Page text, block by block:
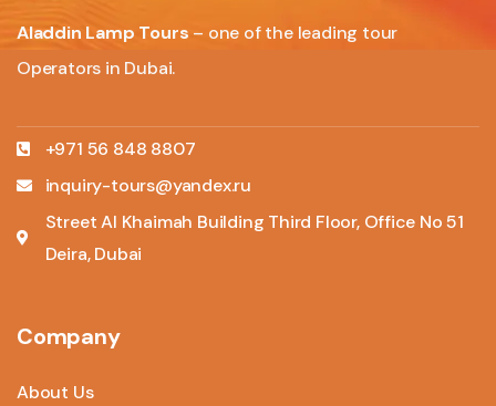
Aladdin Lamp Tours – one of the leading tour
Operators in Dubai.
+971 56 848 8807
inquiry-tours@yandex.ru
Street Al Khaimah Building Third Floor, Office No 51
Deira, Dubai
Company
About Us